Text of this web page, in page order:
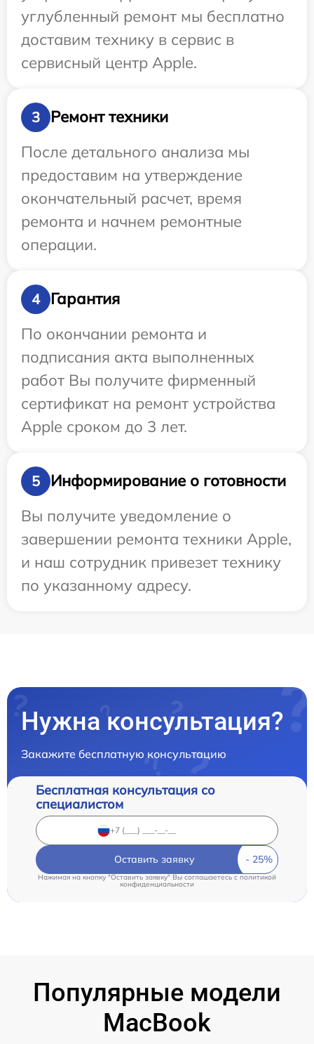
углубленный ремонт мы бесплатно
доставим технику в сервис в
сервисный центр Apple.
3
Ремонт техники
После детального анализа мы
предоставим на утверждение
окончательный расчет, время
ремонта и начнем ремонтные
операции.
4
Гарантия
По окончании ремонта и
подписания акта выполненных
работ Вы получите фирменный
сертификат на ремонт устройства
Apple сроком до 3 лет.
5
Информирование о готовности
Вы получите уведомление о
завершении ремонта техники Apple,
и наш сотрудник привезет технику
по указанному адресу.
Нужна консультация?
Закажите бесплатную консультацию
Бесплатная консультация со
специалистом
Оставить заявку
Нажимая на кнопку "Оставить заявку" Вы соглашаетесь cполитикой
конфиденциальности
Популярные модели
MacBook